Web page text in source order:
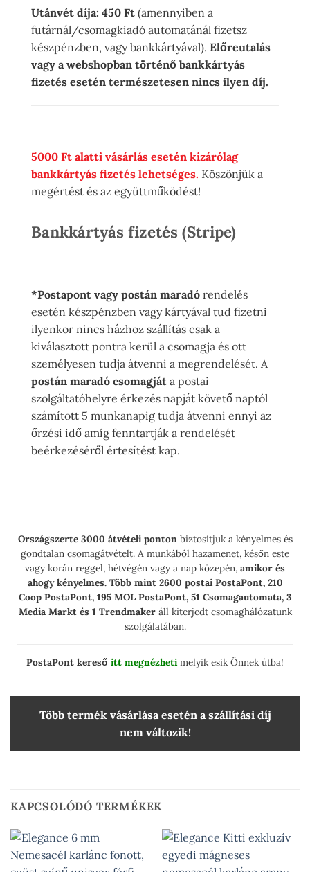
Utánvét díja: 450 Ft (amennyiben a
futárnál/csomagkiadó automatánál fizetsz
készpénzben, vagy bankkártyával). Előreutalás
vagy a webshopban történő bankkártyás
fizetés esetén természetesen nincs ilyen díj.
5000 Ft alatti vásárlás esetén kizárólag
bankkártyás fizetés lehetséges. Köszönjük a
megértést és az együttműködést!
Bankkártyás fizetés (Stripe)
*Postapont vagy postán maradórendelés
esetén készpénzben vagy kártyával tud fizetni
ilyenkor nincs házhoz szállítás csak a
kiválasztott pontra kerül a csomagja és ott
személyesen tudja átvenni a megrendelését. A
postán maradó csomagjáta postai
szolgáltatóhelyre érkezés napját követő naptól
számított 5 munkanapig tudja átvenni ennyi az
őrzési idő amíg fenntartják a rendelését
beérkezéséről értesítést kap.
Országszerte 3000 átvételi ponton biztosítjuk a kényelmes és
gondtalan csomagátvételt. A munkából hazamenet, későn este
vagy korán reggel, hétvégén vagy a nap közepén, amikor és
ahogy kényelmes. Több mint 2600 postai PostaPont, 210
Coop PostaPont, 195 MOL PostaPont, 51 Csomagautomata, 3
Media Markt és 1 Trendmakeráll kiterjedt csomaghálózatunk
szolgálatában.
PostaPont kereső itt megnézheti melyik esik Önnek útba!
Több termék vásárlása esetén a szállítási díj
nem változik!
KAPCSOLÓDÓ TERMÉKEK